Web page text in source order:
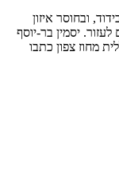
ובחוסר איזון
יסמין בר-יוסף
מחוז צפון כתבו